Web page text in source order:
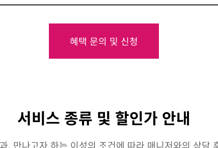
혜택 문의 및 신청
서비스 종류 및 할인가 안내
, 만나고자 하는 이성의 조건에 따라 매니저와의 상담